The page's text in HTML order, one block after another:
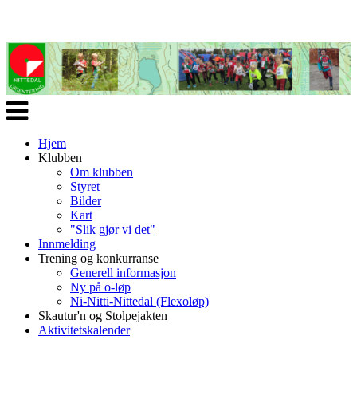
Veksle
navigasjon
Hjem
Klubben
Om klubben
Styret
Bilder
Kart
"Slik gjør vi det"
Innmelding
Trening og konkurranse
Generell informasjon
Ny på o-løp
Ni-Nitti-Nittedal (Flexoløp)
Skautur'n og Stolpejakten
Aktivitetskalender